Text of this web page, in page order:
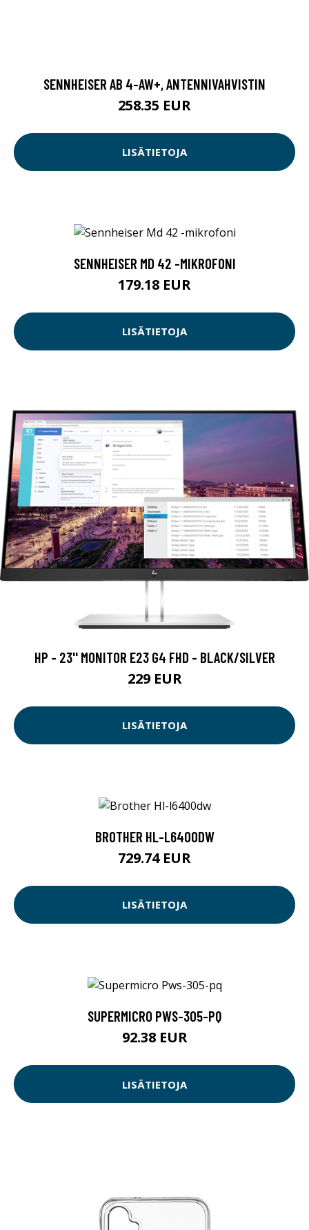
SENNHEISER AB 4-AW+, ANTENNIVAHVISTIN
258.35 EUR
LISÄTIETOJA
SENNHEISER MD 42 -MIKROFONI
179.18 EUR
LISÄTIETOJA
HP - 23'' MONITOR E23 G4 FHD - BLACK/SILVER
229 EUR
LISÄTIETOJA
BROTHER HL-L6400DW
729.74 EUR
LISÄTIETOJA
SUPERMICRO PWS-305-PQ
92.38 EUR
LISÄTIETOJA